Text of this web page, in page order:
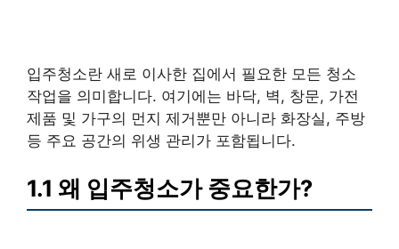
입주청소란 새로 이사한 집에서 필요한 모든 청소
작업을 의미합니다. 여기에는 바닥, 벽, 창문, 가전
제품 및 가구의 먼지 제거뿐만 아니라 화장실, 주방
등 주요 공간의 위생 관리가 포함됩니다.
1.1 왜 입주청소가 중요한가?